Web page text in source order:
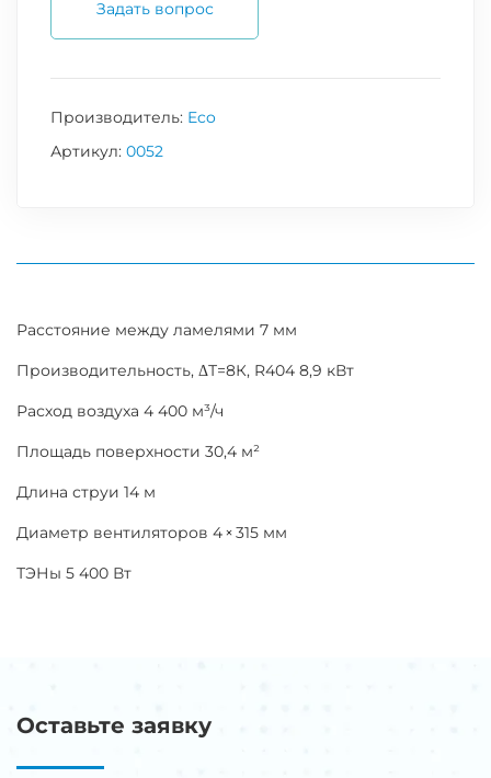
Задать вопрос
Производитель: Eco
Артикул: 0052
Расстояние между ламелями 7 мм
Производительность, ΔТ=8К, R404 8,9 кВт
Расход воздуха 4 400 м³/ч
Площадь поверхности 30,4 м²
Длина струи 14 м
Диаметр вентиляторов 4 × 315 мм
ТЭНы 5 400 Вт
Оставьте заявку